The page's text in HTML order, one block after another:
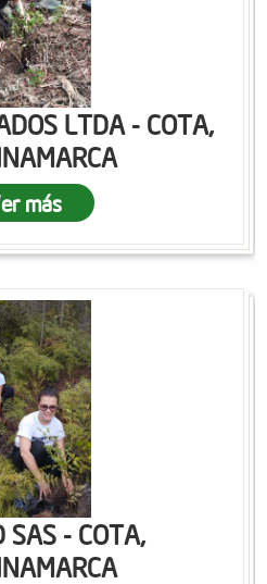
LTDA - COTA,
más
SAS - COTA,